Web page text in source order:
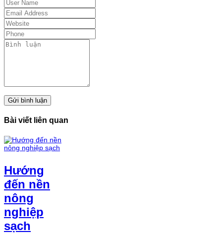
Gửi bình luận
Bài viết liên quan
Hướng
đến nền
nông
nghiệp
sạch